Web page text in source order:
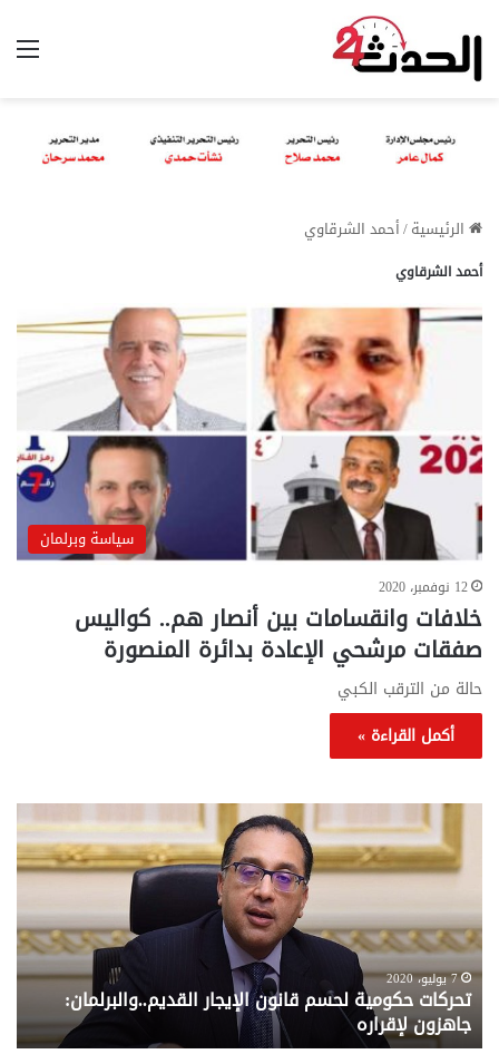
الرئيسية/أحمد الشرقاوي
أحمد الشرقاوي
سياسة وبرلمان
12 نوفمبر، 2020
خلافات وانقسامات بين أنصار هم.. كواليس
صفقات مرشحي الإعادة بدائرة المنصورة
حالة من الترقب الكبي
أكمل القراءة »
تحركات
حكومية
لحسم
قانون
القديم..والبرلمان:
جاهزون
لإقراره
7 يوليو، 2020
تحركات حكومية لحسم قانون الإيجار القديم..والبرلمان:
جاهزون لإقراره
..
من